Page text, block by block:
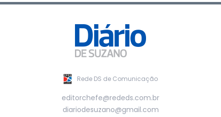
Rede DS de Comunicação
editorchefe@rededs.com.br
diariodesuzano@gmail.com